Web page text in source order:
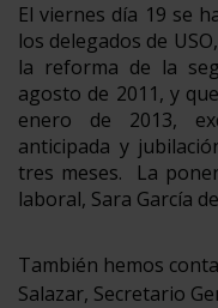
El viernes día 19 se
los delegados de
la reforma de la
agosto de 2011, y
enero de 2013,
anticipada y
tres meses. La
laboral, Sara García
También hemos
Salazar, Secretario